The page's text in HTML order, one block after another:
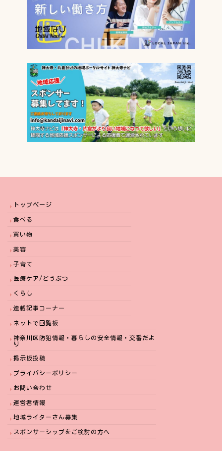
トップページ
食べる
買い物
美容
子育て
医療ケア/どうぶつ
くらし
連載記事コーナー
ネットで回覧板
神奈川区防犯情報・暮らしの安全情報・交番だよ
り
掲示板投稿
プライバシーポリシー
お問い合わせ
運営者情報
地域ライターさん募集
スポンサーシップをご検討の方へ